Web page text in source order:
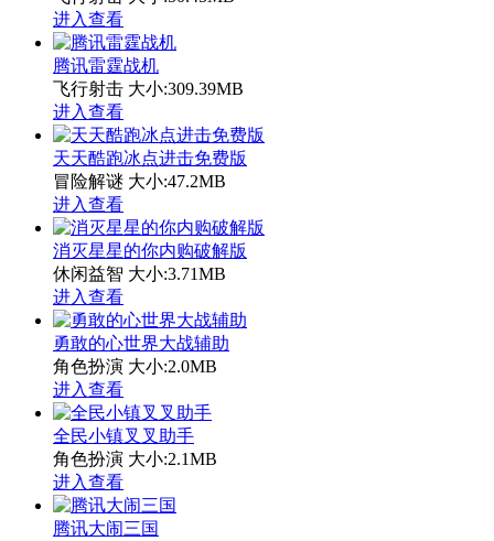
进入查看
腾讯雷霆战机
飞行射击 大小:309.39MB
进入查看
天天酷跑冰点进击免费版
冒险解谜 大小:47.2MB
进入查看
消灭星星的你内购破解版
休闲益智 大小:3.71MB
进入查看
勇敢的心世界大战辅助
角色扮演 大小:2.0MB
进入查看
全民小镇叉叉助手
角色扮演 大小:2.1MB
进入查看
腾讯大闹三国